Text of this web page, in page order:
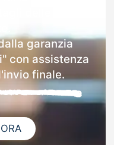
garanzia
con assistenza
finale.